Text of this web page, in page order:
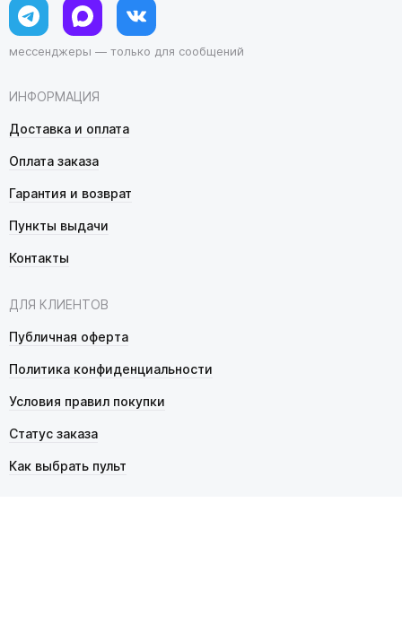
ИНФОРМАЦИЯ
Доставка и оплата
Оплата заказа
Гарантия и возврат
Пункты выдачи
Контакты
ДЛЯ КЛИЕНТОВ
Публичная оферта
Политика конфиденциальности
Условия правил покупки
Статус заказа
Как выбрать пульт
мессенджеры — только для сообщений